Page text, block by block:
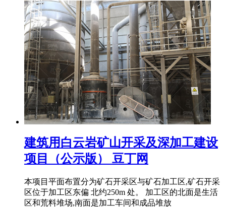
建筑用白云岩矿山开采及深加工建设
项目（公示版） 豆丁网
本项目平面布置分为矿石开采区与矿石加工区,矿石开采
区位于加工区东偏 北约250m 处。 加工区的北面是生活
区和荒料堆场,南面是加工车间和成品堆放